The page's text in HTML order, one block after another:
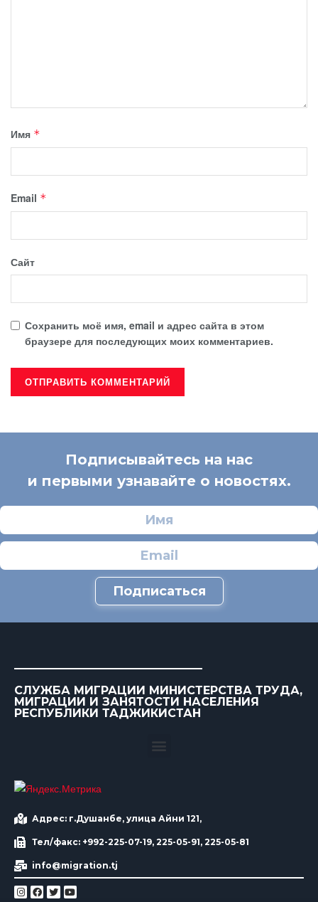
Имя *
Email *
Сайт
Сохранить моё имя, email и адрес сайта в этом
браузере для последующих моих комментариев.
Подписывайтесь на нас
и первыми узнавайте о новостях.
Подписаться
СЛУЖБА МИГРАЦИИ МИНИСТЕРСТВА ТРУДА,
МИГРАЦИИ И ЗАНЯТОСТИ НАСЕЛЕНИЯ
РЕСПУБЛИКИ ТАДЖИКИСТАН
Адрес: г.Душанбе, улица Айни 121,
Тел/факс: +992-225-07-19, 225-05-91, 225-05-81
info@migration.tj